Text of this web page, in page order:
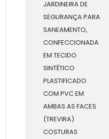
JARDINEIRA DE
SEGURANÇA PARA
SANEAMENTO,
CONFECCIONADA
EM TECIDO
SINTÉTICO
PLASTIFICADO
COM PVC EM
AMBAS AS FACES
(TREVIRA)
COSTURAS